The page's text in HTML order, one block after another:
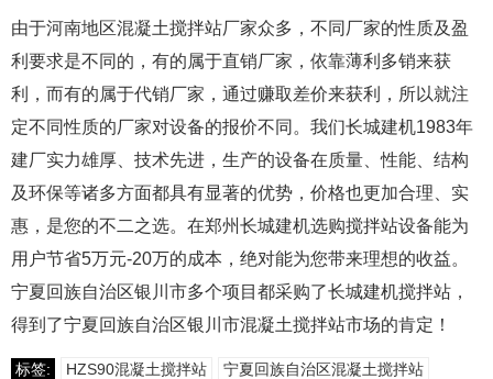
由于河南地区混凝土搅拌站厂家众多，不同厂家的性质及盈
利要求是不同的，有的属于直销厂家，依靠薄利多销来获
利，而有的属于代销厂家，通过赚取差价来获利，所以就注
定不同性质的厂家对设备的报价不同。我们长城建机1983年
建厂实力雄厚、技术先进，生产的设备在质量、性能、结构
及环保等诸多方面都具有显著的优势，价格也更加合理、实
惠，是您的不二之选。在郑州长城建机选购搅拌站设备能为
用户节省5万元-20万的成本，绝对能为您带来理想的收益。
宁夏回族自治区银川市多个项目都采购了长城建机搅拌站，
得到了宁夏回族自治区银川市混凝土搅拌站市场的肯定！
标签: HZS90混凝土搅拌站 宁夏回族自治区混凝土搅拌站